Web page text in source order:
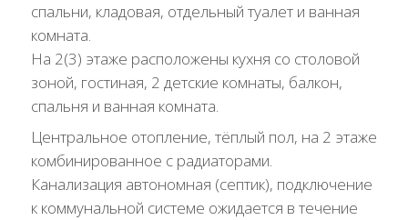
спальни, кладовая, отдельный туалет и ванная
комната.
На 2(3) этаже расположены кухня со столовой
зоной, гостиная, 2 детские комнаты, балкон,
спальня и ванная комната.
Центральное отопление, тёплый пол, на 2 этаже
комбинированное с радиаторами.
Канализация автономная (септик), подключение
к коммунальной системе ожидается в течение